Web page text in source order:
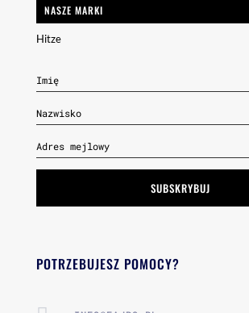
NASZE MARKI
Hitze
SUBSKRYBUJ
POTRZEBUJESZ POMOCY?